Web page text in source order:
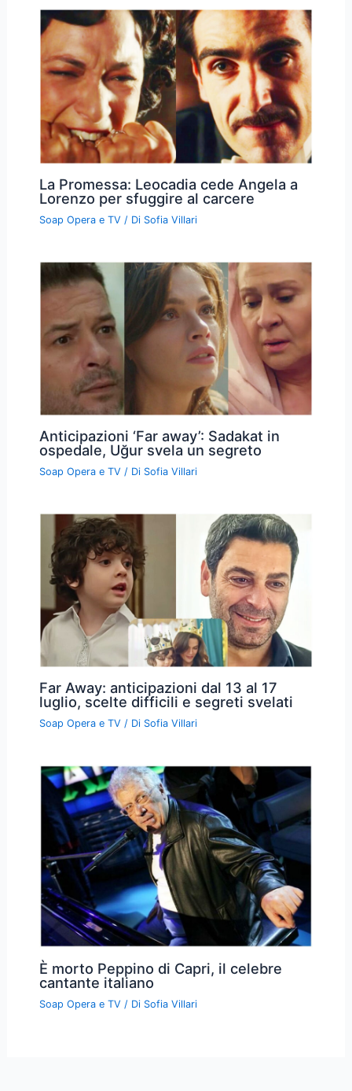
La Promessa: Leocadia cede Angela a
Lorenzo per sfuggire al carcere
Soap Opera e TV / Di Sofia Villari
Anticipazioni ‘Far away’: Sadakat in
ospedale, Uğur svela un segreto
Soap Opera e TV / Di Sofia Villari
Far Away: anticipazioni dal 13 al 17
luglio, scelte difficili e segreti svelati
Soap Opera e TV / Di Sofia Villari
È morto Peppino di Capri, il celebre
cantante italiano
Soap Opera e TV / Di Sofia Villari